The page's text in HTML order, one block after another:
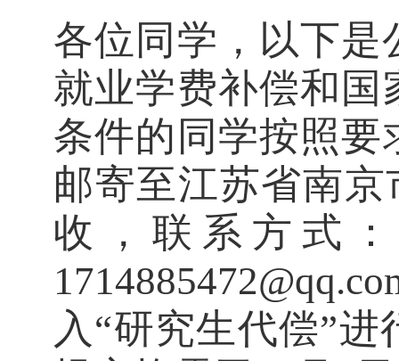
各位同学，以下是
就业学费补偿和
条件的同学按照
邮寄至江苏省南
收，联系方式：
入“研究生代偿”进